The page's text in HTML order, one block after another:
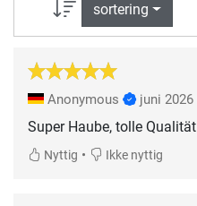
sortering
Anonymous juni 2026
Super Haube, tolle Qualität
Nyttig • Ikke nyttig